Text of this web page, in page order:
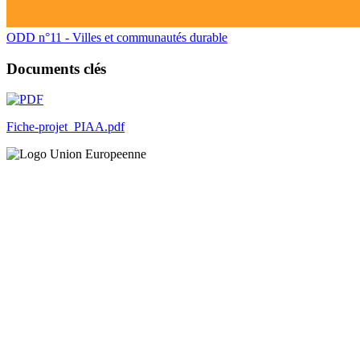
ODD n°11 - Villes et communautés durable
Documents clés
Fiche-projet_PIAA.pdf